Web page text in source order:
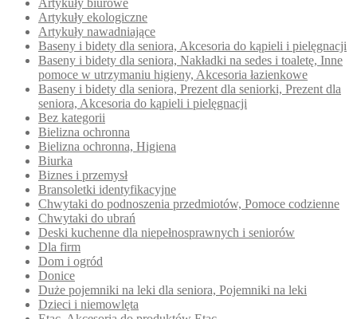
Artykuły biurowe
Artykuły ekologiczne
Artykuły nawadniające
Baseny i bidety dla seniora, Akcesoria do kąpieli i pielęgnacji
Baseny i bidety dla seniora, Nakładki na sedes i toaletę, Inne
pomoce w utrzymaniu higieny, Akcesoria łazienkowe
Baseny i bidety dla seniora, Prezent dla seniorki, Prezent dla
seniora, Akcesoria do kąpieli i pielęgnacji
Bez kategorii
Bielizna ochronna
Bielizna ochronna, Higiena
Biurka
Biznes i przemysł
Bransoletki identyfikacyjne
Chwytaki do podnoszenia przedmiotów, Pomoce codzienne
Chwytaki do ubrań
Deski kuchenne dla niepełnosprawnych i seniorów
Dla firm
Dom i ogród
Donice
Duże pojemniki na leki dla seniora, Pojemniki na leki
Dzieci i niemowlęta